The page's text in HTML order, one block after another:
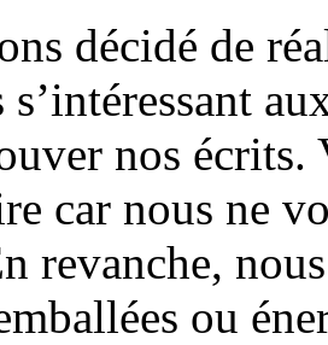
décidé de
s’intéressant
nos écrits.
car nous ne
revanche,
ou